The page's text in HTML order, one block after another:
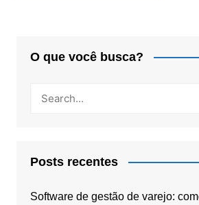
O que você busca?
Posts recentes
Software de gestão de varejo: